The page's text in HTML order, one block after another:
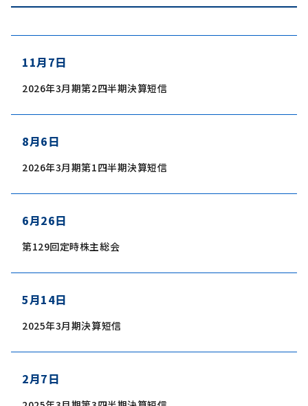
11月7日
2026年3月期第2四半期決算短信
8月6日
2026年3月期第1四半期決算短信
6月26日
第129回定時株主総会
5月14日
2025年3月期決算短信
2月7日